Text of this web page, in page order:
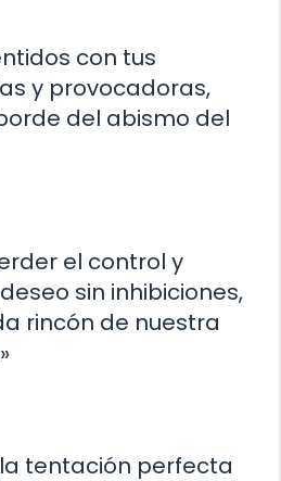
con tus
y provocadoras,
del abismo del
el control y
sin inhibiciones,
rincón de nuestra
la tentación perfecta